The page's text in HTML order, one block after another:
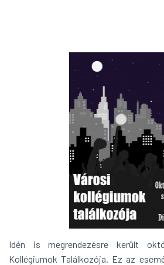
Idén is megrendezésre került
Kollégiumok Találkozója. Ez az